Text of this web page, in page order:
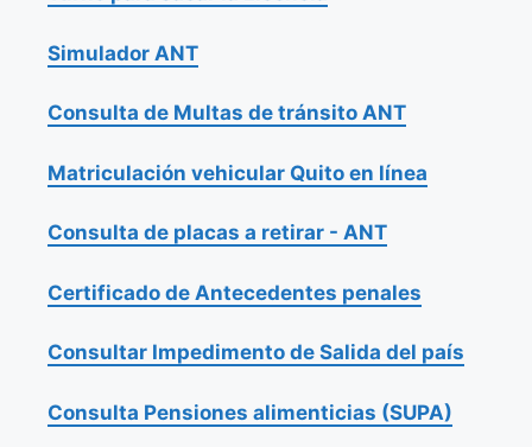
Simulador ANT
Consulta de Multas de tránsito ANT
Matriculación vehicular Quito en línea
Consulta de placas a retirar - ANT
Certificado de Antecedentes penales
Consultar Impedimento de Salida del país
Consulta Pensiones alimenticias (SUPA)